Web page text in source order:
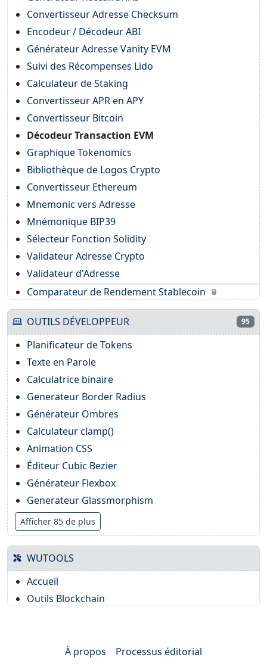
Convertisseur Adresse Checksum
Encodeur / Décodeur ABI
Générateur Adresse Vanity EVM
Suivi des Récompenses Lido
Calculateur de Staking
Convertisseur APR en APY
Convertisseur Bitcoin
Décodeur Transaction EVM
Graphique Tokenomics
Bibliothèque de Logos Crypto
Convertisseur Ethereum
Mnemonic vers Adresse
Mnémonique BIP39
Sélecteur Fonction Solidity
Validateur Adresse Crypto
Validateur d'Adresse
Comparateur de Rendement Stablecoin
OUTILS DÉVELOPPEUR 95
Planificateur de Tokens
Texte en Parole
Calculatrice binaire
Generateur Border Radius
Générateur Ombres
Calculateur clamp()
Animation CSS
Éditeur Cubic Bezier
Générateur Flexbox
Generateur Glassmorphism
Afficher 85 de plus
WUTOOLS
Accueil
Outils Blockchain
À propos Processus éditorial